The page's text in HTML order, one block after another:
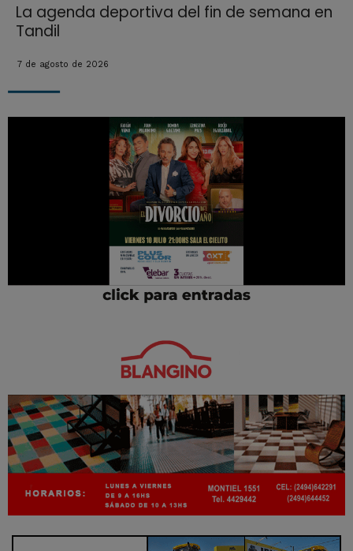
La agenda deportiva del fin de semana en
Tandil
7 de agosto de 2026